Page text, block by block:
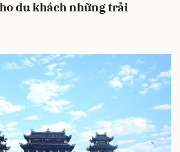
du khách những trải